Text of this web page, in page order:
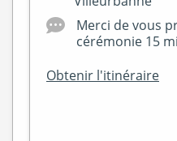
Merci de vous
cérémonie 15
Obtenir l'itinéraire